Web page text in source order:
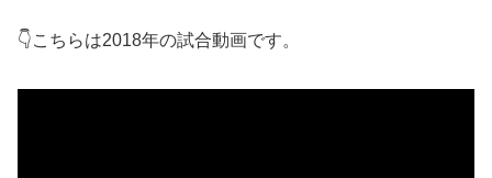
👇こちらは2018年の試合動画です。